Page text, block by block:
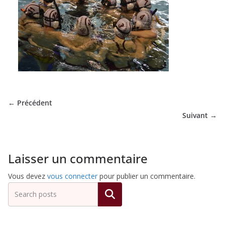
de
Hockey
de
← Précédent
Suivant →
Laisser un commentaire
Vous devez vous connecter pour publier un commentaire.
Rechercher